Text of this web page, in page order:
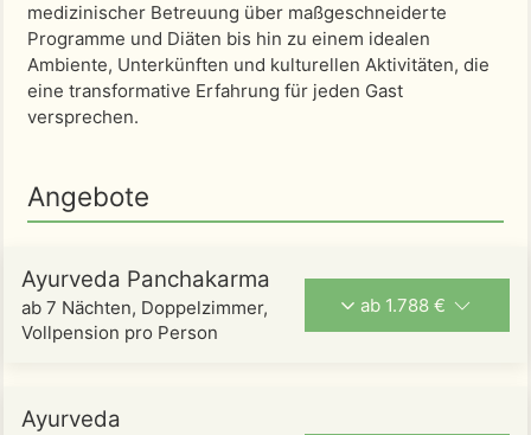
medizinischer Betreuung über maßgeschneiderte
Programme und Diäten bis hin zu einem idealen
Ambiente, Unterkünften und kulturellen Aktivitäten, die
eine transformative Erfahrung für jeden Gast
versprechen.
Angebote
Ayurveda Panchakarma
ab 7 Nächten, Doppelzimmer,
Vollpension pro Person
ab 1.788 €
Ayurveda